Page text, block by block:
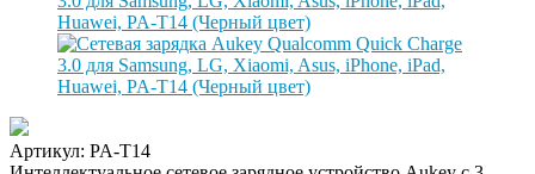
Артикул: PA-T14